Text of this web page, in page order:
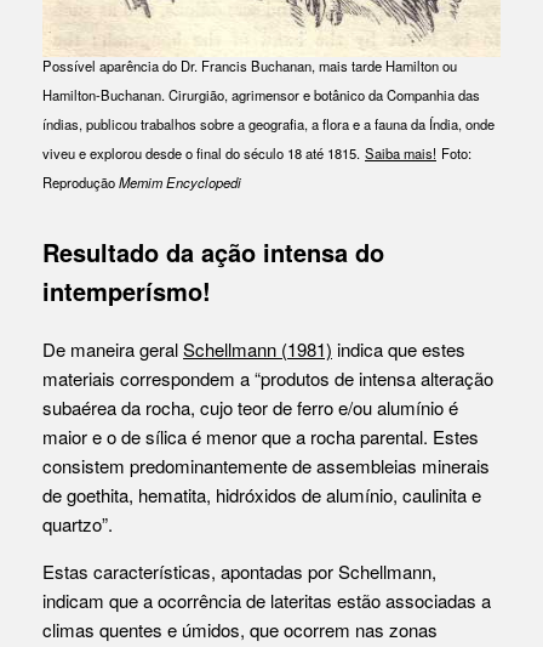
Possível aparência do Dr. Francis Buchanan, mais tarde Hamilton ou
Hamilton-Buchanan. Cirurgião, agrimensor e botânico da Companhia das
índias, publicou trabalhos sobre a geografia, a flora e a fauna da Índia, onde
viveu e explorou desde o final do século 18 até 1815. Saiba mais! Foto:
ReproduçãoMemim Encyclopedi
Resultado da ação intensa do
intemperísmo!
De maneira geralSchellmann (1981) indica que estes
materiais correspondem a “produtos de intensa alteração
subaérea da rocha, cujo teor de ferro e/ou alumínio é
maior e o de sílica é menor que a rocha parental. Estes
consistem predominantemente de assembleias minerais
de goethita, hematita, hidróxidos de alumínio, caulinita e
quartzo”.
Estas características, apontadas por Schellmann,
indicam que a ocorrência de lateritas estão associadas a
climas quentes e úmidos, que ocorrem nas zonas